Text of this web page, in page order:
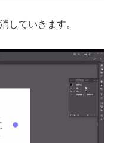
していきます。